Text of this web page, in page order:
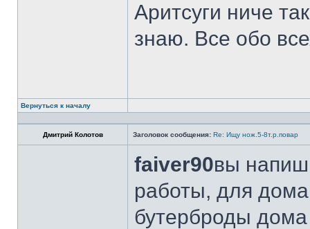
Аритсуги ниче
знаю. Все обо
Вернуться к началу
Дмитрий Колотов Заголовок сообщения: Re: Ищу нож.5-8т.р.повар
faiver90вы
работы, для
бутерброды дома